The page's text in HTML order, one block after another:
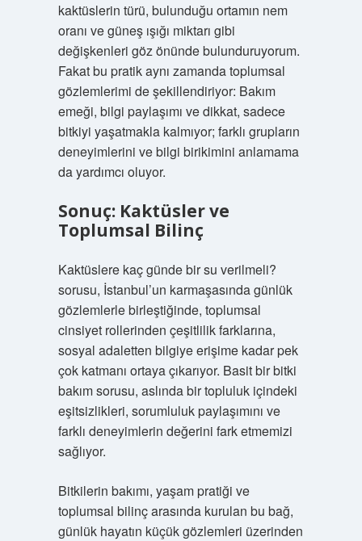
kaktüslerin türü, bulunduğu ortamın nem
oranı ve güneş ışığı miktarı gibi
değişkenleri göz önünde bulunduruyorum.
Fakat bu pratik aynı zamanda toplumsal
gözlemlerimi de şekillendiriyor: Bakım
emeği, bilgi paylaşımı ve dikkat, sadece
bitkiyi yaşatmakla kalmıyor; farklı grupların
deneyimlerini ve bilgi birikimini anlamama
da yardımcı oluyor.
Sonuç: Kaktüsler ve
Toplumsal Bilinç
Kaktüslere kaç günde bir su verilmeli?
sorusu, İstanbul’un karmaşasında günlük
gözlemlerle birleştiğinde, toplumsal
cinsiyet rollerinden çeşitlilik farklarına,
sosyal adaletten bilgiye erişime kadar pek
çok katmanı ortaya çıkarıyor. Basit bir bitki
bakım sorusu, aslında bir topluluk içindeki
eşitsizlikleri, sorumluluk paylaşımını ve
farklı deneyimlerin değerini fark etmemizi
sağlıyor.
Bitkilerin bakımı, yaşam pratiği ve
toplumsal bilinç arasında kurulan bu bağ,
günlük hayatın küçük gözlemleri üzerinden